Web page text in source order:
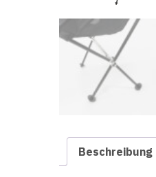
Beschreibung